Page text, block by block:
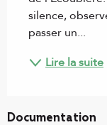
silence,
passer un...
Lire la suite
Documentation